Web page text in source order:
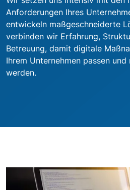
Anforderungen Ihres
entwickeln maßgeschneiderte
verbinden wir Erfahrung,
Betreuung, damit digitale
Ihrem Unternehmen passen
werden.